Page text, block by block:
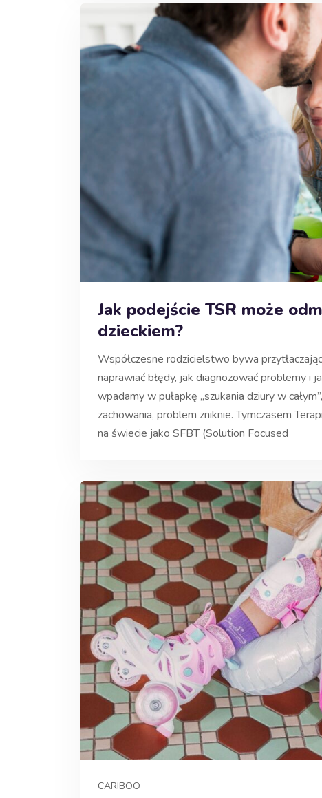
Jak podejście TSR może
dzieckiem?
Współczesne rodzicielstwo bywa
naprawiać błędy, jak diagnozować problemy i
wpadamy w pułapkę „szukania dziury w
zachowania, problem zniknie. Tymczasem
na świecie jako SFBT (Solution Focused
CARIBOO